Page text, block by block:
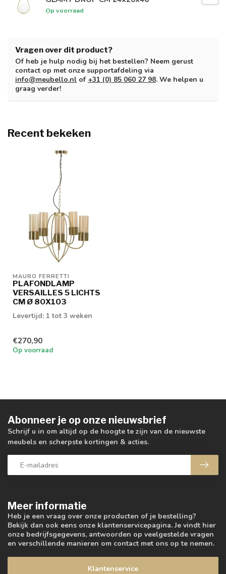
Op voorraad
Vragen over dit product?
Of heb je hulp nodig bij het bestellen? Neem gerust
contact op met onze supportafdeling via
info@meubello.nl of +31 (0) 85 060 27 98. We helpen u
graag verder!
Recent bekeken
MAURO FERRETTI
PLAFONDLAMP
VERSAILLES 5 LICHTS
CM Ø 80X103
Levertijd: 1 tot 3 weken
€270,90
Op voorraad
Meer informatie
Heb je een vraag over onze producten of je bestelling?
Bekijk dan ook eens onze klantenservicepagina. Je vindt hier
onze bedrijfsgegevens, antwoorden op veelgestelde vragen
en verschillende manieren om contact met ons op te nemen.
Klantenservice
Abonneer je op onze nieuwsbrief
Schrijf u in om altijd op de hoogte te zijn van de nieuwste
meubels en scherpste kortingen & acties.